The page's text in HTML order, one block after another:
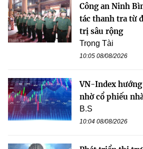
Công an Ninh
tác thanh tra từ
trị sâu rộng
Trọng Tài
10:05 08/08/2026
VN-Index
nhờ cổ phiếu
B.S
10:04 08/08/2026